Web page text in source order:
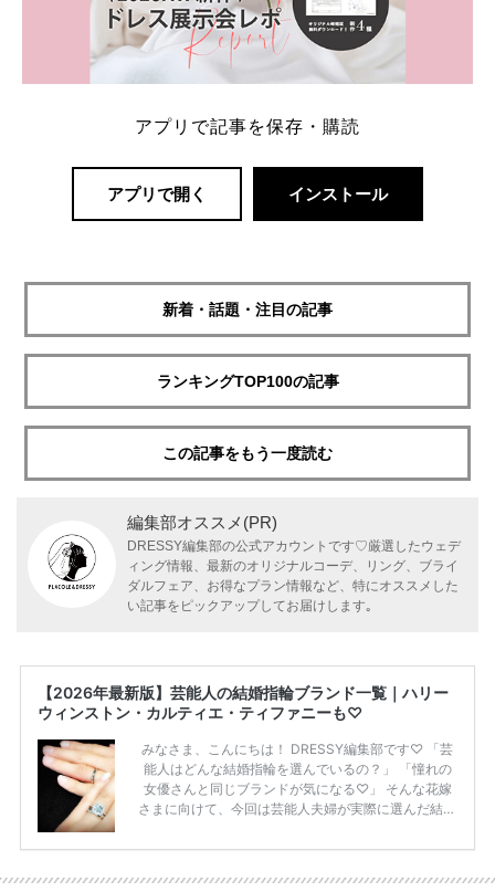
アプリで記事を保存・購読
アプリで開く インストール
新着・話題・注目の記事
ランキングTOP100の記事
この記事をもう一度読む
編集部オススメ(PR)
DRESSY編集部の公式アカウントです♡厳選したウェデ
ィング情報、最新のオリジナルコーデ、リング、ブライ
ダルフェア、お得なプラン情報など、特にオススメした
い記事をピックアップしてお届けします｡
【2026年最新版】芸能人の結婚指輪ブランド一覧｜ハリー
ウィンストン・カルティエ・ティファニーも♡
みなさま、こんにちは！ DRESSY編集部です♡ 「芸
能人はどんな結婚指輪を選んでいるの？」 「憧れの
女優さんと同じブランドが気になる♡」 そんな花嫁
さまに向けて、今回は芸能人夫婦が実際に選んだ結婚
ーウィンストンやカルティエ、ティファニーなど世界
日本で人気のブランドまで幅広くご紹介。 さらに、